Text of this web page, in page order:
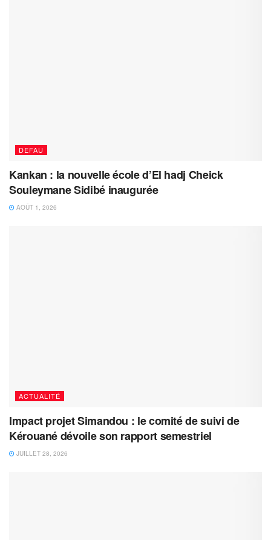
DEFAU
Kankan : la nouvelle école d’El hadj Cheick
Souleymane Sidibé inaugurée
AOÛT 1, 2026
ACTUALITÉ
Impact projet Simandou : le comité de suivi de
Kérouané dévoile son rapport semestriel
JUILLET 28, 2026